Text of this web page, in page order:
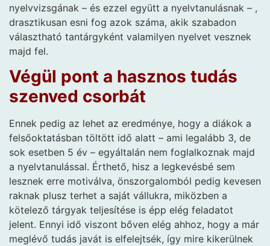
nyelvvizsgának – és ezzel együtt a nyelvtanulásnak – ,
drasztikusan esni fog azok száma, akik szabadon
választható tantárgyként valamilyen nyelvet vesznek
majd fel.
Végül pont a hasznos tudás
szenved csorbát
Ennek pedig az lehet az eredménye, hogy a diákok a
felsőoktatásban töltött idő alatt – ami legalább 3, de
sok esetben 5 év – egyáltalán nem foglalkoznak majd
a nyelvtanulással. Érthető, hisz a legkevésbé sem
lesznek erre motiválva, önszorgalomból pedig kevesen
raknak plusz terhet a saját vállukra, miközben a
kötelező tárgyak teljesítése is épp elég feladatot
jelent. Ennyi idő viszont bőven elég ahhoz, hogy a már
meglévő tudás javát is elfelejtsék, így mire kikerülnek